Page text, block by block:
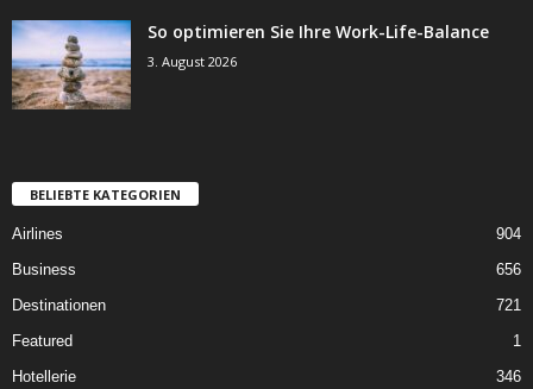
So optimieren Sie Ihre Work-Life-Balance
3. August 2026
BELIEBTE KATEGORIEN
Airlines
904
Business
656
Destinationen
721
Featured
1
Hotellerie
346